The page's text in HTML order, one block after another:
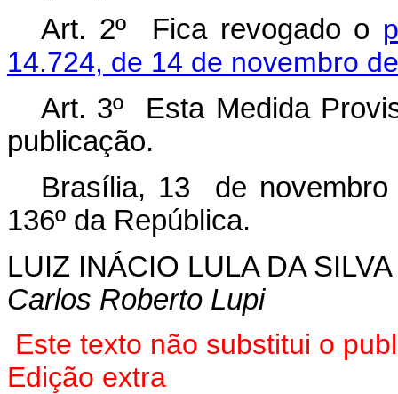
Art. 2º Fica revogado o
14.724, de 14 de novembro
Art. 3º Esta Medida
publicação.
Brasília, 13 de novembro
136º da República.
LUIZ INÁCIO LULA DA SILVA
Carlos Roberto Lupi
Este texto não substitui o
Edição extra